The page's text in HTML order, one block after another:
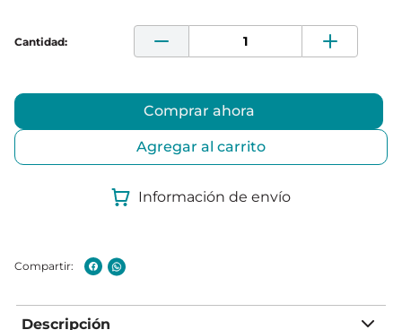
Comprar ahora
Agregar al carrito
Información de envío
Descripción